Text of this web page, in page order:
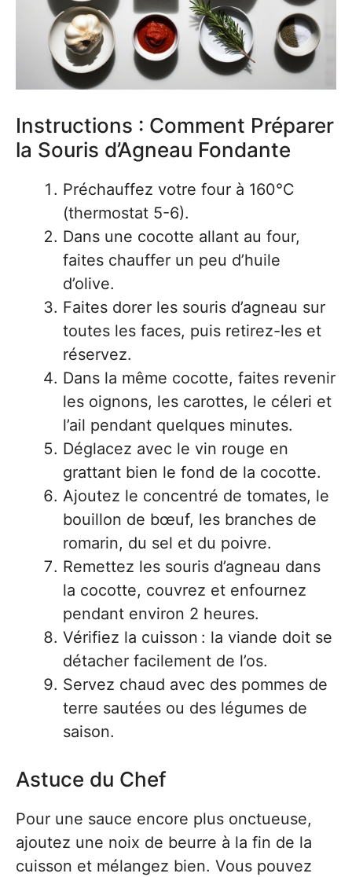
Instructions : Comment Préparer
la Souris d’Agneau Fondante
Préchauffez votre four à 160°C
(thermostat 5-6).
Dans une cocotte allant au four,
faites chauffer un peu d’huile
d’olive.
Faites dorer les souris d’agneau sur
toutes les faces, puis retirez-les et
réservez.
Dans la même cocotte, faites revenir
les oignons, les carottes, le céleri et
l’ail pendant quelques minutes.
Déglacez avec le vin rouge en
grattant bien le fond de la cocotte.
Ajoutez le concentré de tomates, le
bouillon de bœuf, les branches de
romarin, du sel et du poivre.
Remettez les souris d’agneau dans
la cocotte, couvrez et enfournez
pendant environ 2 heures.
Vérifiez la cuisson : la viande doit se
détacher facilement de l’os.
Servez chaud avec des pommes de
terre sautées ou des légumes de
saison.
Astuce du Chef
Pour une sauce encore plus onctueuse,
ajoutez une noix de beurre à la fin de la
cuisson et mélangez bien. Vous pouvez